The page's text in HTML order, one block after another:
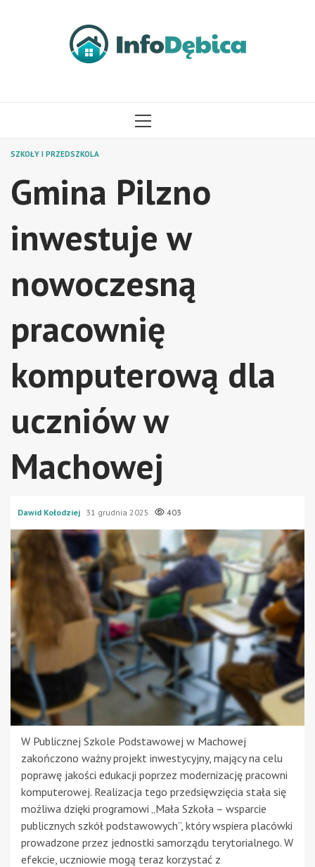
MENU
SZKOŁY I PRZEDSZKOLA
Gmina Pilzno
inwestuje w
nowoczesną
pracownię
komputerową dla
uczniów w
Machowej
Dawid Kołodziej 31 grudnia 2025 403
W Publicznej Szkole Podstawowej w Machowej
zakończono ważny projekt inwestycyjny, mający na celu
poprawę jakości edukacji poprzez modernizację pracowni
komputerowej. Realizacja tego przedsięwzięcia stała się
możliwa dzięki programowi „Mała Szkoła – wsparcie
publicznych szkół podstawowych”, który wspiera placówki
prowadzone przez jednostki samorządu terytorialnego. W
efekcie, uczniowie mogą teraz korzystać z